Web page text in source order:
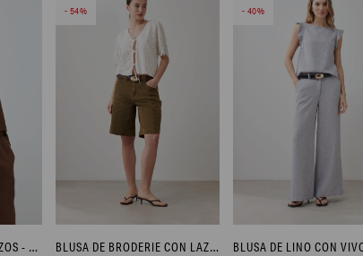
BLUSA DE LINO CON LAZOS - CHOCOLATE
54
BLUSA DE BRODERIE CON LAZOS - CRUDO
40